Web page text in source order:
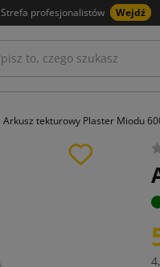
Strefa profesjonalistów Wejdź
Arkusz tekturowy Plaster Miodu